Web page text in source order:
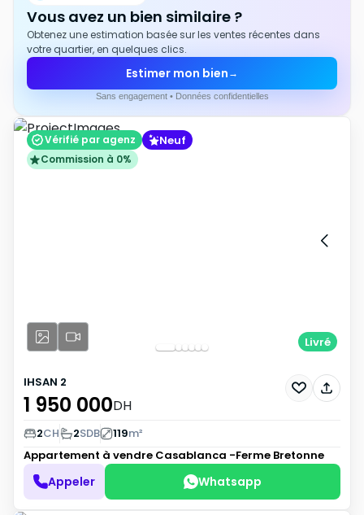
Vous avez un bien similaire ?
Obtenez une estimation basée sur les ventes récentes dans
votre quartier, en quelques clics.
Estimer mon bien →
Sans engagement • Données confidentielles
Vérifié par agenz Neuf
Commission à 0%
Livré
IHSAN 2
1 950 000DH
2CH 2SDB 119m²
Appartement à vendre Casablanca -Ferme Bretonne
Appeler Whatsapp